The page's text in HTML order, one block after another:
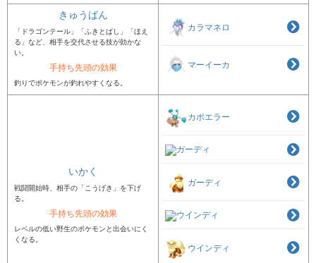
きゅうばん
「ドラゴンテール」「ふきとばし」「ほえ
る」など、相手を交代させる技が効かな
い。
手持ち先頭の効果
釣りでポケモンが釣れやすくなる。
カラマネロ
マーイーカ
いかく
戦闘開始時、相手の「こうげき」を下げ
る。
手持ち先頭の効果
レベルの低い野生のポケモンと出会いにく
くなる。
カポエラー
ガーディ
ガーディ
ウインディ
ウインディ